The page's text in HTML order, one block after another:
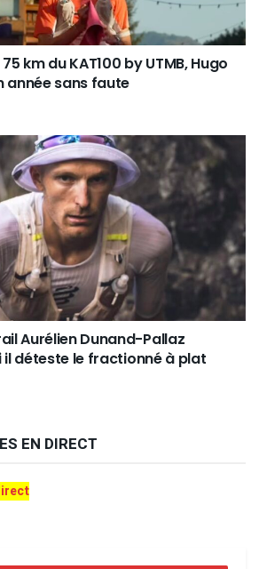
km du KAT100 by UTMB, Hugo
année sans faute
Aurélien Dunand-Pallaz
déteste le fractionné à plat
EN DIRECT